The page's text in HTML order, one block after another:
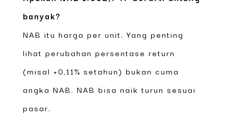
banyak?
NAB itu harga per unit. Yang penting
lihat perubahan persentase return
(misal +0,11% setahun) bukan cuma
angka NAB. NAB bisa naik turun sesuai
pasar.